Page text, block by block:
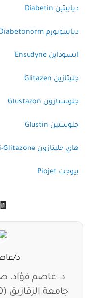
ديابيتين Diabetin
ديابيتونورم Diabetonorm
انسوداين Ensudyne
جليتازين Glitazen
جلوستازون Glustazon
جلوستين Glustin
هاي جليتازون Hi-Glitazone
بيوجت Piojet
د/
د. عاصم فؤاد،